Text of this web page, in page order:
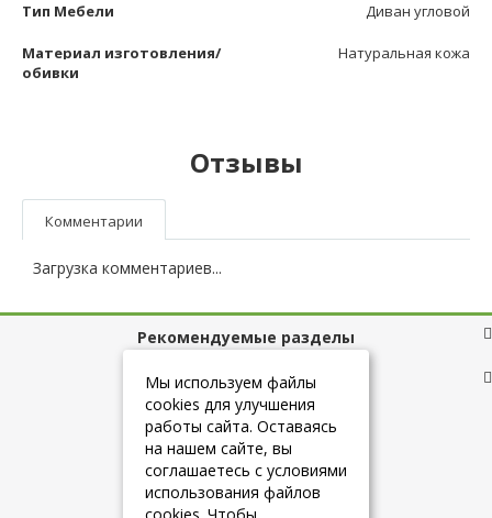
Тип Мебели Диван угловой
Материал изготовления/
обивки
Натуральная кожа
Отзывы
Комментарии
Загрузка комментариев...
Рекомендуемые разделы
Полезные ссылки
+7 (925) 084-10-60
Мы используем файлы
cookies для улучшения
работы сайта. Оставаясь
на нашем сайте, вы
соглашаетесь с условиями
использования файлов